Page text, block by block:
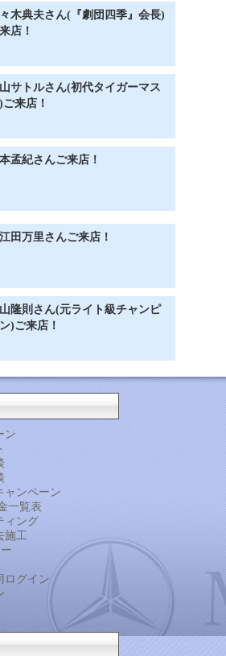
木典夫さん(『劇団四季』会長)
店！
サトルさん(初代タイガーマス
ご来店！
孟紀さんご来店！
田万里さんご来店！
隆則さん(元ライト級チャンピ
)ご来店！
ン
ャンペーン
一覧表
ィング
施工
ログイン